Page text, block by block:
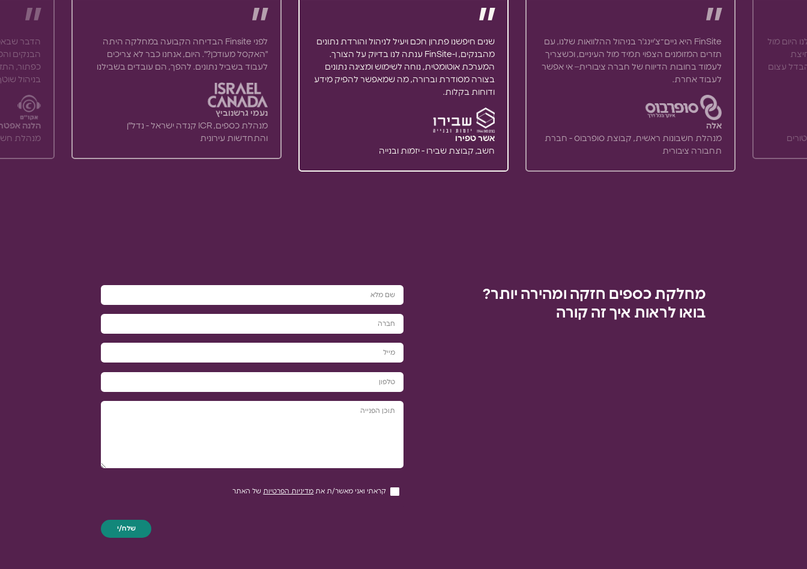
היום מול
הבדל עצום
FinSite היא גיים־צ'יינג'ר בניהול ההלוואות שלנו, עם
תזרים המזומנים הצפוי תמיד מול העיניים, וכשצריך
לעמוד בחובות הדיווח של חברה ציבורית– אי אפשר
לעבוד אחרת.
אלה
מנהלת חשבונות ראשית, קבוצת סופרבוס - חברת
תחבורה ציבורית
שנים חיפשנו פתרון חכם ויעיל לניהול והורדת נתונים
המערכת אוטומטית, נוחה לשימוש ומציגה נתונים
בצורה מסודרת וברורה, מה שמאפשר להפיק מידע
ודוחות בקלות.
אשר טפירו
חשב, קבוצת שבירו - יזמות ובנייה
לפני Finsite הבדיחה הקבועה במחלקה היתה
"האקסל מעודכן?". היום, אנחנו כבר לא צריכים
לעבוד בשביל נתונים. להפך, הם עובדים בשבילנו
נעמי גרשנוביץ
מנהלת כספים, ICR קנדה ישראל - נדל"ן
והתחדשות עירונית
הדבר
הבנקים
כפתור,
בניהול
הלנה
מנהלת
בואו לראות איך זה קורה
קראתי ואני מאשר/ת את מדיניות הפרטיות של האתר